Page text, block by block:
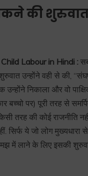
की
Labour in Hindi :
उन्होंने वही से की,
उन्होंने निकाला और वो
पर) पूरी तरह से समर्पित
तरह की कोई राजनीति
सिर्फ ये जो लोग मुख्यधारा
में लाने के लिए इसकी